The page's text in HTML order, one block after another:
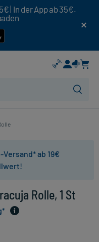
| In der App ab 35€.
Versand* ab 19€
Rolle, 1 St